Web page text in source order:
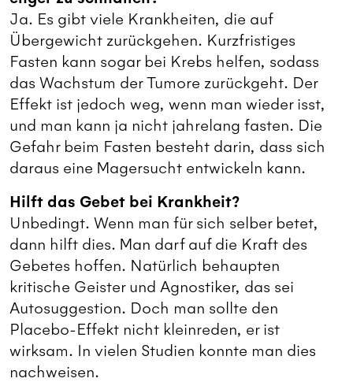
Ja. Es gibt viele Krankheiten, die auf
Übergewicht zurückgehen. Kurzfristiges
Fasten kann sogar bei Krebs helfen, sodass
das Wachstum der Tumore zurückgeht. Der
Effekt ist jedoch weg, wenn man wieder isst,
und man kann ja nicht jahrelang fasten. Die
Gefahr beim Fasten besteht darin, dass sich
daraus eine Magersucht entwickeln kann.
Hilft das Gebet bei Krankheit?
Unbedingt. Wenn man für sich selber betet,
dann hilft dies. Man darf auf die Kraft des
Gebetes hoffen. Natürlich behaupten
kritische Geister und Agnostiker, das sei
Autosuggestion. Doch man sollte den
Placebo-Effekt nicht kleinreden, er ist
wirksam. In vielen Studien konnte man dies
nachweisen.